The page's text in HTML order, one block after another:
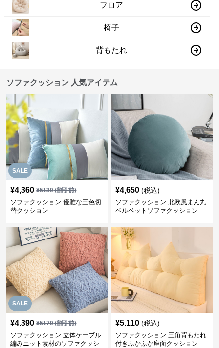
フロア
椅子
背もたれ
ソファクッション 人気アイテム
SALE
¥4,360 ¥5130(割引前)
ソファクッション 優雅な三色切
替クッション
¥4,650 (税込)
ソファクッション 北欧風まん丸
ベルベットソファクッション
SALE
¥4,390 ¥5170(割引前)
ソファクッション 立体ケーブル
編みニット素材のソファクッシ
¥5,110 (税込)
ソファクッション 三角背もたれ
付きふかふか座面クッション